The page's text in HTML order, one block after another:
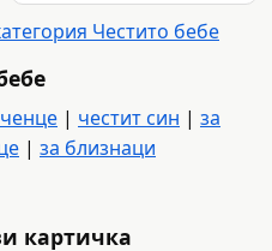
Честито бебе
| честит син | за
| за близнаци
картичка